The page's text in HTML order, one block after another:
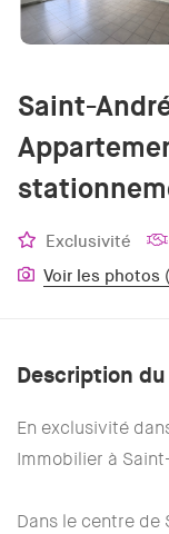
Saint-
Exclusivité
Voir les photos
Description
En exclusivité
Immobilier à
Dans le centre de